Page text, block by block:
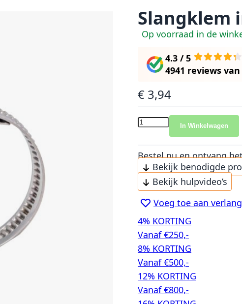
Slangklem
Op voorraad in de
4.3 / 5
4941 reviews van
€ 3,94
In Winkelwagen
Bestel nu en ontvang
Bekijk benodigde
Bekijk hulpvideo’s
Voeg toe aan
4% KORTING
Vanaf €250,-
8% KORTING
Vanaf €500,-
12% KORTING
Vanaf €800,-